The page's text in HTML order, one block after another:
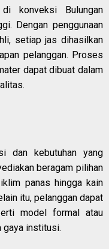
konveksi Bulungan
Dengan penggunaan
setiap jas dihasilkan
pelanggan. Proses
dapat dibuat dalam
dan kebutuhan yang
beragam pilihan
panas hingga kain
itu, pelanggan dapat
model formal atau
gaya institusi.